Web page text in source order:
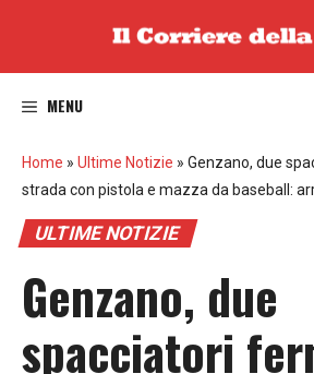
MENU
Home » Ultime Notizie » Genzano, due
strada con pistola e mazza da baseball:
ULTIME NOTIZIE
Genzano, due
spacciatori